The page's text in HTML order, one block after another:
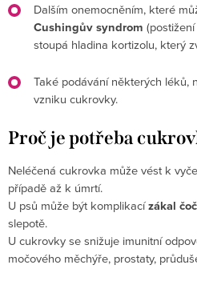
Dalším onemocněním, které
Cushingův syndrom
stoupá hladina kortizolu, který
Také podávání některých léků,
vzniku cukrovky.
Proč je potřeba
Neléčená cukrovka může vést k
případě až k úmrtí.
U psů může být komplikacízákal
slepotě.
U cukrovky se snižuje imunitní
močového měchýře, prostaty,